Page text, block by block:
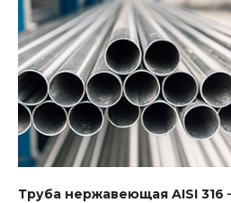
Труба нержавеющая AISI 316